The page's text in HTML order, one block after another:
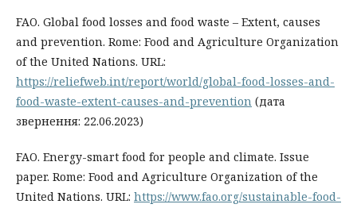
FAO. Global food losses and food waste – Extent, causes
and prevention. Rome: Food and Agriculture Organization
of the United Nations. URL:
https://reliefweb.int/report/world/global-food-losses-and-
food-waste-extent-causes-and-prevention (дата
звернення: 22.06.2023)
FAO. Energy-smart food for people and climate. Issue
paper. Rome: Food and Agriculture Organization of the
United Nations. URL: https://www.fao.org/sustainable-food-